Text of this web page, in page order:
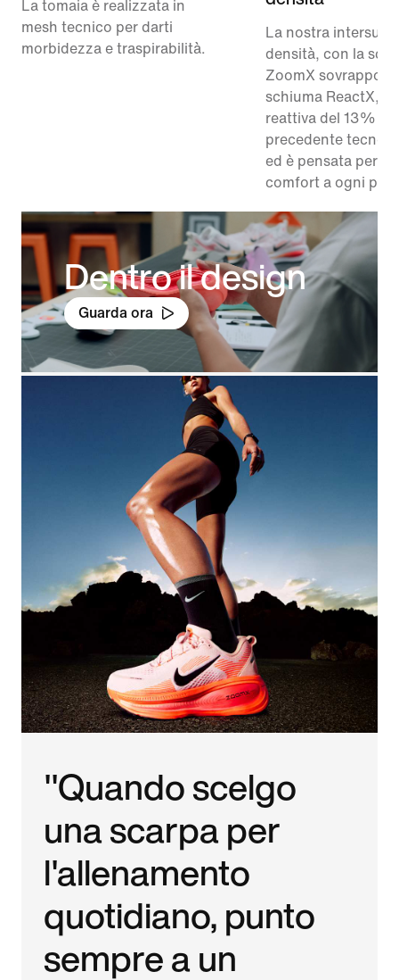
La tomaia è realizzata in
mesh tecnico per darti
morbidezza e traspirabilità.
La nostra
densità, con la
ZoomX
schiuma ReactX, è
reattiva del 13%
precedente
ed è pensata per
comfort a ogni
Dentro il design
Guarda ora
"Quando scelgo
una scarpa per
l'allenamento
quotidiano, punto
sempre a un